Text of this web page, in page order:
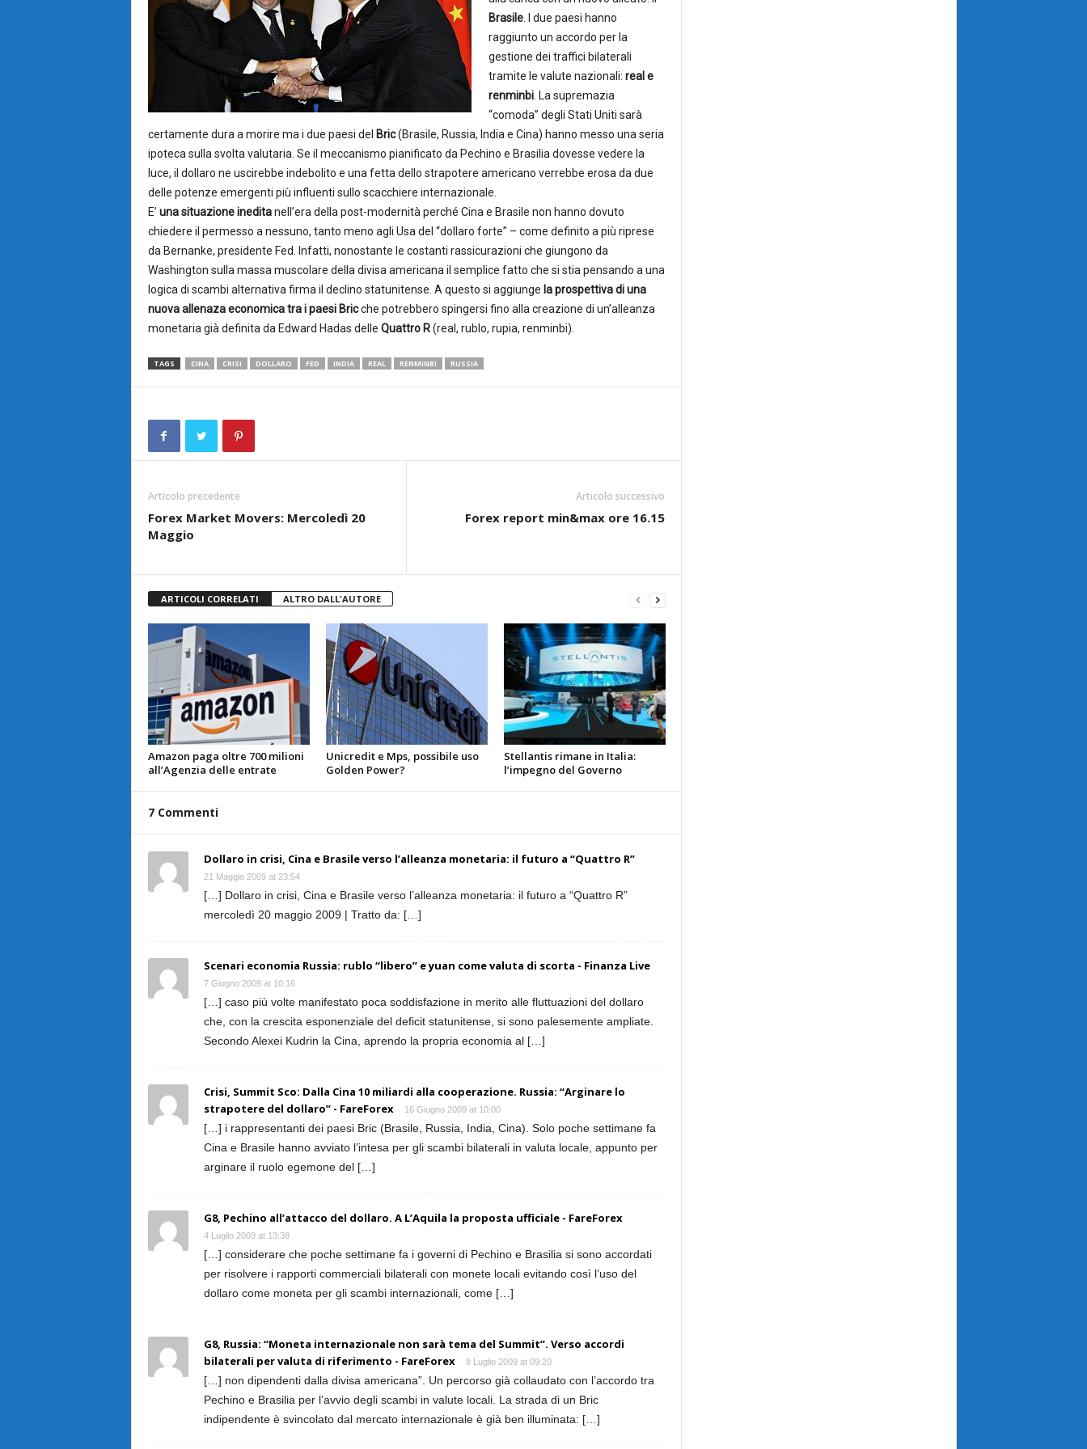
Brasile. I due paesi hanno
raggiunto un accordo per la
gestione dei traffici bilaterali
tramite le valute nazionali: real e
renminbi. La supremazia
“comoda” degli Stati Uniti sarà
certamente dura a morire ma i due paesi del Bric(Brasile, Russia, India e Cina) hanno messo una seria
ipoteca sulla svolta valutaria. Se il meccanismo pianificato da Pechino e Brasilia dovesse vedere la
luce, il dollaro ne uscirebbe indebolito e una fetta dello strapotere americano verrebbe erosa da due
delle potenze emergenti più influenti sullo scacchiere internazionale.
E’ una situazione ineditanell’era della post-modernità perché Cina e Brasile non hanno dovuto
chiedere il permesso a nessuno, tanto meno agli Usa del “dollaro forte” – come definito a più riprese
da Bernanke, presidente Fed. Infatti, nonostante le costanti rassicurazioni che giungono da
Washington sulla massa muscolare della divisa americana il semplice fatto che si stia pensando a una
logica di scambi alternativa firma il declino statunitense. A questo si aggiunge la prospettiva di una
nuova allenaza economica tra i paesi Bricche potrebbero spingersi fino alla creazione di un’alleanza
monetaria già definita da Edward Hadas delle Quattro R(real, rublo, rupia, renminbi).
TAGS CINA CRISI DOLLARO FED INDIA REAL RENMINBI RUSSIA
Articolo precedente
Forex Market Movers: Mercoledì 20
Maggio
Articolo successivo
Forex report min&max ore 16.15
ARTICOLI CORRELATI ALTRO DALL'AUTORE
Amazon paga oltre 700 milioni
all’Agenzia delle entrate
Unicredit e Mps, possibile uso
Golden Power?
Stellantis rimane in Italia:
l’impegno del Governo
7 Commenti
Dollaro in crisi, Cina e Brasile verso l’alleanza monetaria: il futuro a “Quattro R”
21 Maggio 2009 at 23:54
[…] Dollaro in crisi, Cina e Brasile verso l’alleanza monetaria: il futuro a “Quattro R”
mercoledì 20 maggio 2009 | Tratto da: […]
Scenari economia Russia: rublo “libero” e yuan come valuta di scorta - Finanza Live
7 Giugno 2009 at 10:16
[…] caso più volte manifestato poca soddisfazione in merito alle fluttuazioni del dollaro
che, con la crescita esponenziale del deficit statunitense, si sono palesemente ampliate.
Secondo Alexei Kudrin la Cina, aprendo la propria economia al […]
Crisi, Summit Sco: Dalla Cina 10 miliardi alla cooperazione. Russia: “Arginare lo
strapotere del dollaro” - FareForex
16 Giugno 2009 at 10:00
[…] i rappresentanti dei paesi Bric (Brasile, Russia, India, Cina). Solo poche settimane fa
Cina e Brasile hanno avviato l’intesa per gli scambi bilaterali in valuta locale, appunto per
arginare il ruolo egemone del […]
G8, Pechino all’attacco del dollaro. A L’Aquila la proposta ufficiale - FareForex
4 Luglio 2009 at 13:38
[…] considerare che poche settimane fa i governi di Pechino e Brasilia si sono accordati
per risolvere i rapporti commerciali bilaterali con monete locali evitando così l’uso del
dollaro come moneta per gli scambi internazionali, come […]
G8, Russia: “Moneta internazionale non sarà tema del Summit”. Verso accordi
bilaterali per valuta di riferimento - FareForex
8 Luglio 2009 at 09:20
[…] non dipendenti dalla divisa americana”. Un percorso già collaudato con l’accordo tra
Pechino e Brasilia per l’avvio degli scambi in valute locali. La strada di un Bric
indipendente è svincolato dal mercato internazionale è già ben illuminata: […]